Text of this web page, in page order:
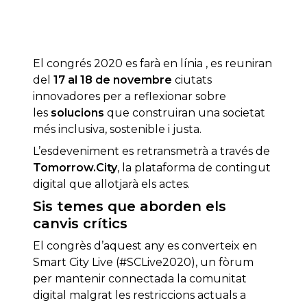
El congrés 2020 es farà en línia , es reuniran
del 17 al 18 de novembre ciutats
innovadores per a reflexionar sobre
les solucions que construiran una societat
més inclusiva, sostenible i justa.
L’esdeveniment es retransmetrà a través de
Tomorrow.City, la plataforma de contingut
digital que allotjarà els actes.
Sis temes que aborden els
canvis crítics
El congrès d’aquest any es converteix en
Smart City Live (#SCLive2020), un fòrum
per mantenir connectada la comunitat
digital malgrat les restriccions actuals a